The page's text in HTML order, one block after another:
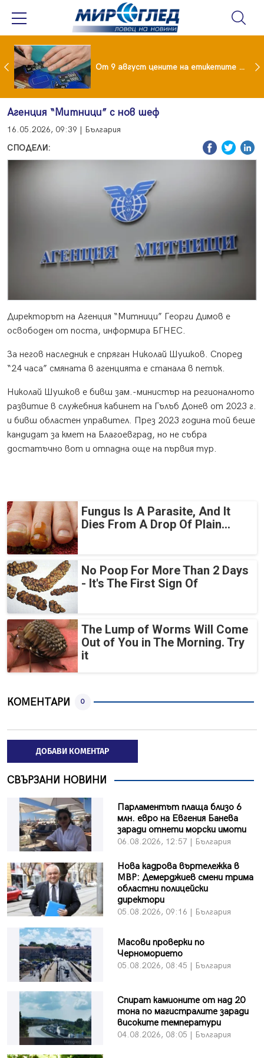
Проект за изграждане на 13-етажна "мегаджамия" разгневи жителите на Лондон От 9 август цените на етикетите само в евро
Агенция “Митници” с нов шеф
16.05.2026, 09:39 | България
СПОДЕЛИ:
Директорът на Агенция “Митници” Георги Димов е
освободен от поста, информира БГНЕС.
За негов наследник е спряган Николай Шушков. Според
“24 часа” смяната в агенцията е станала в петък.
Николай Шушков е бивш зам.-министър на регионалното
развитие в служебния кабинет на Гълъб Донев от 2023 г.
и бивш областен управител. През 2023 година той беше
кандидат за кмет на Благоевград, но не събра
достатъчно вот и отпадна още на първия тур.
Fungus Is A Parasite, And It
Dies From A Drop Of Plain...
No Poop For More Than 2 Days
- It's The First Sign Of
The Lump of Worms Will Come
Out of You in The Morning. Try
it
КОМЕНТАРИ 0
ДОБАВИ КОМЕНТАР
СВЪРЗАНИ НОВИНИ
Парламентът плаща близо 6
млн. евро на Евгения Банева
заради отнети морски имоти
06.08.2026, 12:57 | България
Нова кадрова въртележка в
МВР: Демерджиев смени трима
областни полицейски
директори
05.08.2026, 09:16 | България
Масови проверки по
Черноморието
05.08.2026, 08:45 | България
Спират камионите от над 20
тона по магистралите заради
високите температури
04.08.2026, 08:05 | България